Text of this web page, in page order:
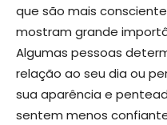
que são mais
mostram grande
Algumas pessoas
relação ao seu dia ou
sua aparência e
sentem menos